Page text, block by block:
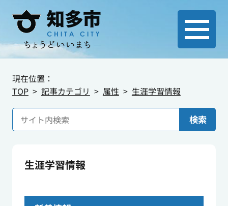
現在位置：
TOP
記事カテゴリ 属性 生涯学習情報
検索
生涯学習情報